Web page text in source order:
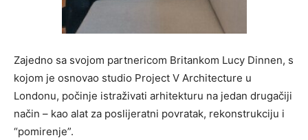
Zajedno sa svojom partnericom Britankom Lucy Dinnen, s
kojom je osnovao studio Project V Architecture u
Londonu, počinje istraživati arhitekturu na jedan drugačiji
način – kao alat za poslijeratni povratak, rekonstrukciju i
“pomirenje”.